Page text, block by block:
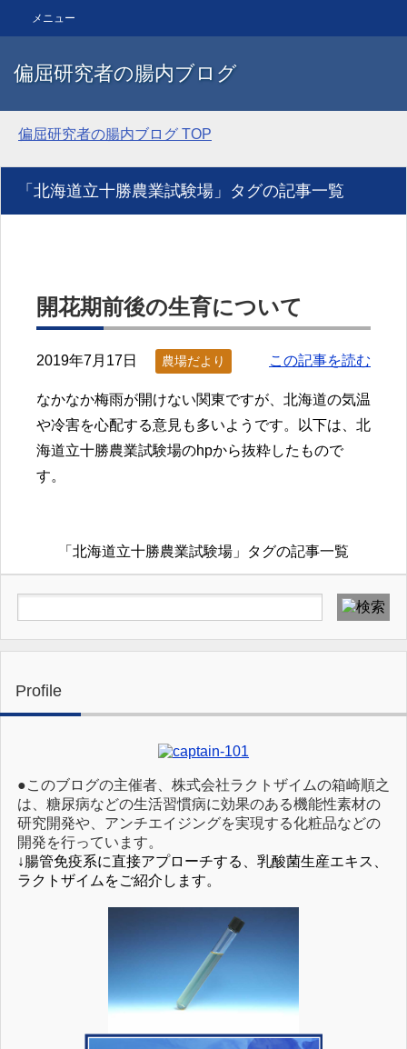
偏屈研究者の腸内ブログ
メニュー
偏屈研究者の腸内ブログ TOP
「北海道立十勝農業試験場」タグの記事一覧
開花期前後の生育について
2019年7月17日 農場だより この記事を読む
なかなか梅雨が開けない関東ですが、北海道の気温
や冷害を心配する意見も多いようです。以下は、北
海道立十勝農業試験場のhpから抜粋したもので
す。
「北海道立十勝農業試験場」タグの記事一覧
Profile
●このブログの主催者、株式会社ラクトザイムの箱崎順之
は、糖尿病などの生活習慣病に効果のある機能性素材の
研究開発や、アンチエイジングを実現する化粧品などの
開発を行っています。
↓腸管免疫系に直接アプローチする、乳酸菌生産エキス、
ラクトザイムをご紹介します。